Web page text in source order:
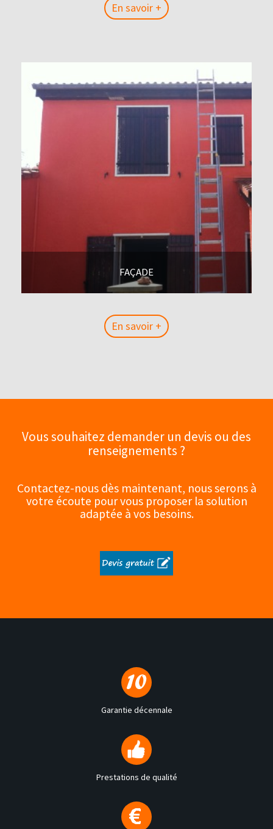
En savoir +
FAÇADE
En savoir +
Vous souhaitez demander un devis ou des
renseignements ?
Contactez-nous dès maintenant, nous serons à
votre écoute pour vous proposer la solution
adaptée à vos besoins.
Garantie décennale
Prestations de qualité